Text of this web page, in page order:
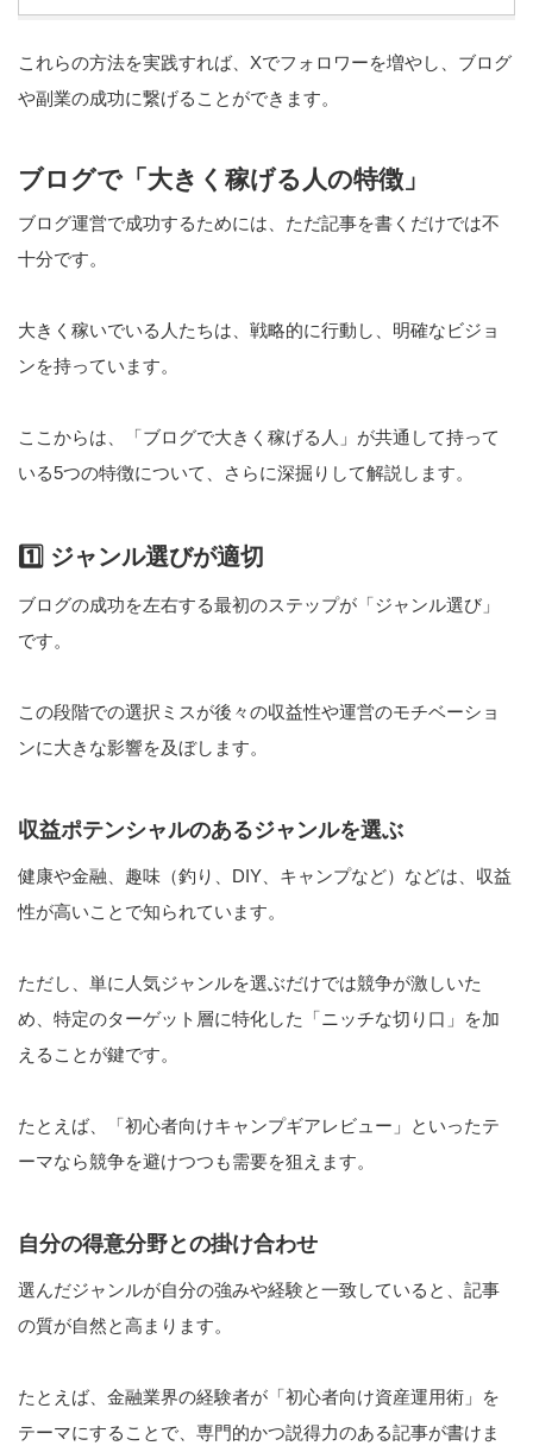
これらの方法を実践すれば、Xでフォロワーを増やし、ブログ
や副業の成功に繋げることができます。
ブログで「大きく稼げる人の特徴」
ブログ運営で成功するためには、ただ記事を書くだけでは不
十分です。
大きく稼いでいる人たちは、戦略的に行動し、明確なビジョ
ンを持っています。
ここからは、「ブログで大きく稼げる人」が共通して持って
いる5つの特徴について、さらに深掘りして解説します。
1️⃣ ジャンル選びが適切
ブログの成功を左右する最初のステップが「ジャンル選び」
です。
この段階での選択ミスが後々の収益性や運営のモチベーショ
ンに大きな影響を及ぼします。
収益ポテンシャルのあるジャンルを選ぶ
健康や金融、趣味（釣り、DIY、キャンプなど）などは、収益
性が高いことで知られています。
ただし、単に人気ジャンルを選ぶだけでは競争が激しいた
め、特定のターゲット層に特化した「ニッチな切り口」を加
えることが鍵です。
たとえば、「初心者向けキャンプギアレビュー」といったテ
ーマなら競争を避けつつも需要を狙えます​。
自分の得意分野との掛け合わせ
選んだジャンルが自分の強みや経験と一致していると、記事
の質が自然と高まります。
たとえば、金融業界の経験者が「初心者向け資産運用術」を
テーマにすることで、専門的かつ説得力のある記事が書けま